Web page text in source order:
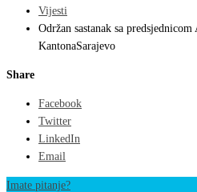
Vijesti
Održan sastanak sa
KantonaSarajevo
Share
Facebook
Twitter
LinkedIn
Email
Imate pitanje?